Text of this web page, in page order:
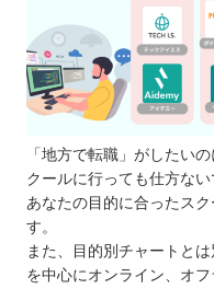
自分の住んでるエ
探したい⭐️
北海道 / 東
関東
近畿
中国
「地方で転職」がしたい
クールに行っても仕方ない
あなたの目的に合ったス
す。
また、目的別チャートと
を中心にオンライン、オ